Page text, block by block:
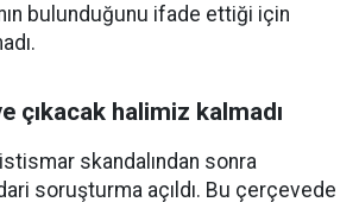
bulunduğunu ifade ettiği için
çıkacak halimiz kalmadı
skandalından sonra
soruşturma açıldı. Bu çerçevede